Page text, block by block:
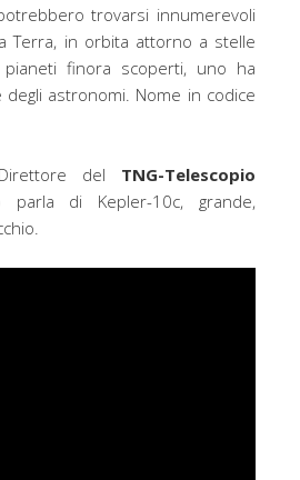
trovarsi innumerevoli
Terra, in orbita attorno a stelle
finora scoperti, uno ha
astronomi. Nome in codice
del TNG-Telescopio
parla di Kepler-10c, grande,